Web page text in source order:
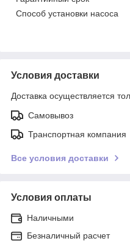
Способ установки насоса
Условия доставки
Доставка осуществляется
Самовывоз
Транспортная компания
Все условия доставки
Условия оплаты
Наличными
Безналичный расчет